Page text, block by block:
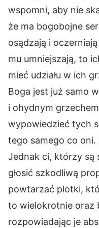
wspomni, aby nie
że ma bogobojne
osądzają i
mu umniejszają, to
mieć udziału w ich
Boga jest już samo
i ohydnym
wypowiedzieć tych
tego samego co oni.
Jednak ci, którzy są
głosić szkodliwą
powtarzać plotki,
to wielokrotnie oraz
rozpowiadając je